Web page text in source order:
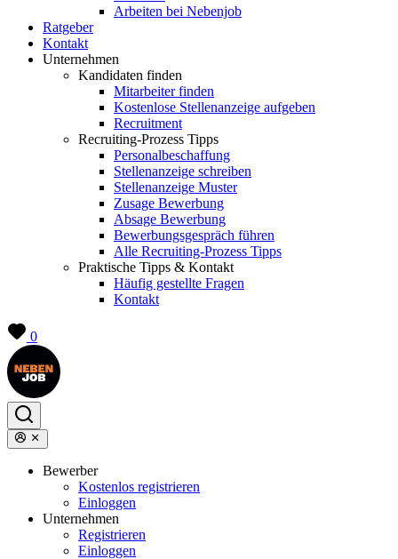
Arbeiten bei Nebenjob
Ratgeber
Kontakt
Unternehmen
Kandidaten finden
Mitarbeiter finden
Kostenlose Stellenanzeige aufgeben
Recruitment
Recruiting-Prozess Tipps
Personalbeschaffung
Stellenanzeige schreiben
Stellenanzeige Muster
Zusage Bewerbung
Absage Bewerbung
Bewerbungsgespräch führen
Alle Recruiting-Prozess Tipps
Praktische Tipps & Kontakt
Häufig gestellte Fragen
Kontakt
0
Bewerber
Kostenlos registrieren
Einloggen
Unternehmen
Registrieren
Einloggen